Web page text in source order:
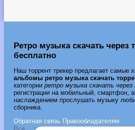
Ретро музыка скачать через
бесплатно
Наш торрент трекер предлагает самые
альбомы ретро музыка скачать
категории ретро музыка скачать
регистрации на мобильный, смартфон,
наслаждением прослушать музыку
сборника.
Обратная связь Правообладателям